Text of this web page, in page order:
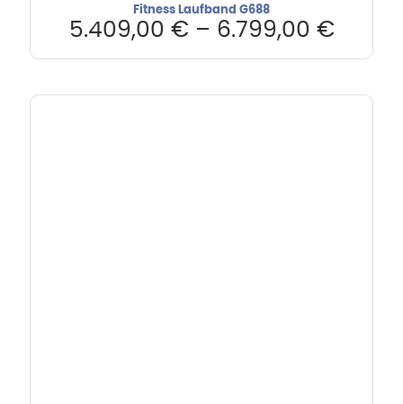
Fitness Laufband G688
5.409,00 €– 6.799,00 €